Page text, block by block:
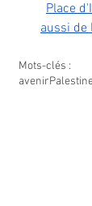
Place
aussi de
Mots-clés :
avenir